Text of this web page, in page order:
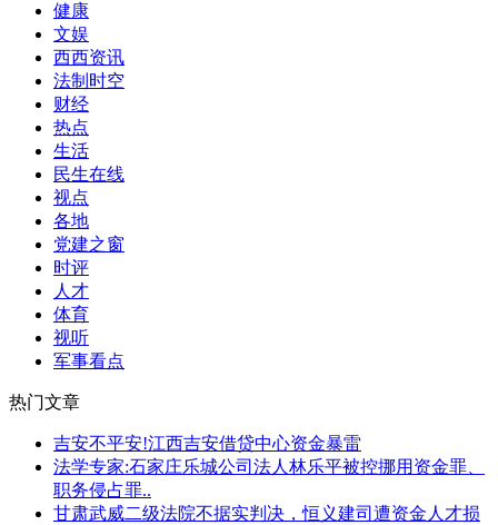
健康
文娱
西西资讯
法制时空
财经
热点
生活
民生在线
视点
各地
党建之窗
时评
人才
体育
视听
军事看点
热门文章
吉安不平安!江西吉安借贷中心资金暴雷
法学专家:石家庄乐城公司法人林乐平被控挪用资金罪、
职务侵占罪..
甘肃武威二级法院不据实判决，恒义建司遭资金人才损